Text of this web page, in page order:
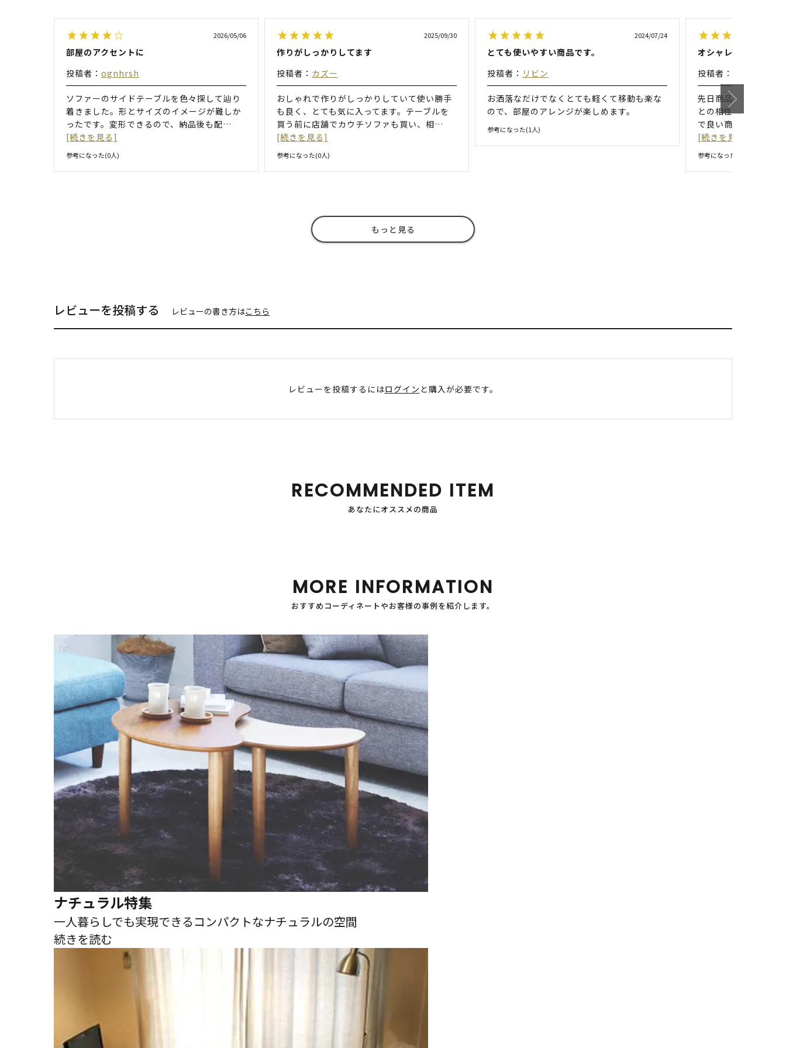
2026/05/06
部屋のアクセントに
投稿者： ognhrsh
ソファーのサイドテーブルを色々探して辿り
着きました。形とサイズのイメージが難しか
ったです。変形できるので、納品後も配…
[続きを見る]
参考になった(0人)
2025/09/30
作りがしっかりしてます
投稿者： カズー
おしゃれで作りがしっかりしていて使い勝手
も良く、とても気に入ってます。テーブルを
買う前に店舗でカウチソファも買い、相…
[続きを見る]
参考になった(0人)
2024/07/24
とても使いやすい商品です。
投稿者： リビン
お洒落なだけでなくとても軽くて移動も楽な
ので、部屋のアレンジが楽しめます。
参考になった(1 人)
オシャレで使いやす
投稿者：
先日商品が届きまし
との相性も良くおし
で良い商品です。た
[続きを見る]
参考になった(
もっと見る
レビューを投稿する レビューの書き方はこちら
レビューを投稿するにはログイン と購入が必要です。
RECOMMENDED ITEM
あなたにオススメの商品
MORE INFORMATION
おすすめコーディネートやお客様の事例を紹介します。
ナチュラル特集
一人暮らしでも実現できるコンパクトなナチュラルの空間
続きを読む